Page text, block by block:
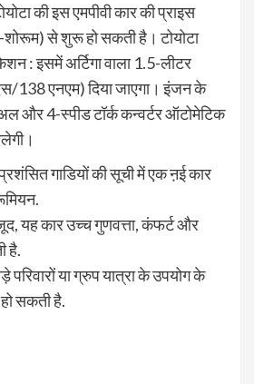
की इस एमपीवी कार की प्राइस
से शुरू हो सकती है। टोयोटा
: इसमें अर्टिगा वाला 1.5-लीटर
138 एनएम) दिया जाएगा। इंजन के
और 4-स्पीड टॉर्क कन्वर्टर ऑटोमेटिक
गाडियों की सूची में एक ऩई कार
यह कार उच्च गुणवत्ता, कंफर्ट और
है.
परिवारों या ग्रुप यात्रा के उपयोग के
सकती है.